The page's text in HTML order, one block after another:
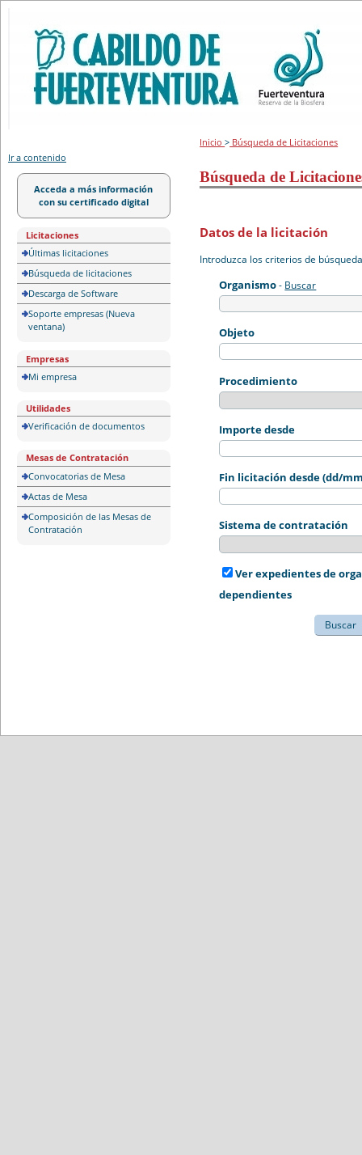
Ir a contenido
Acceda a más información
con su certificado digital
Licitaciones
Últimas licitaciones
Búsqueda de licitaciones
Descarga de Software
Soporte empresas (Nueva
ventana)
Empresas
Mi empresa
Utilidades
Verificación de documentos
Mesas de Contratación
Convocatorias de Mesa
Actas de Mesa
Composición de las Mesas de
Contratación
Inicio> Búsqueda de Licitaciones
Búsqueda de
Introduzca los criterios de
Datos de la licitación
Organismo- Buscar
Objeto
Procedimiento
Importe desde
Fin licitación desde (dd/
Sistema de contratación
Ver expedientes de
dependientes